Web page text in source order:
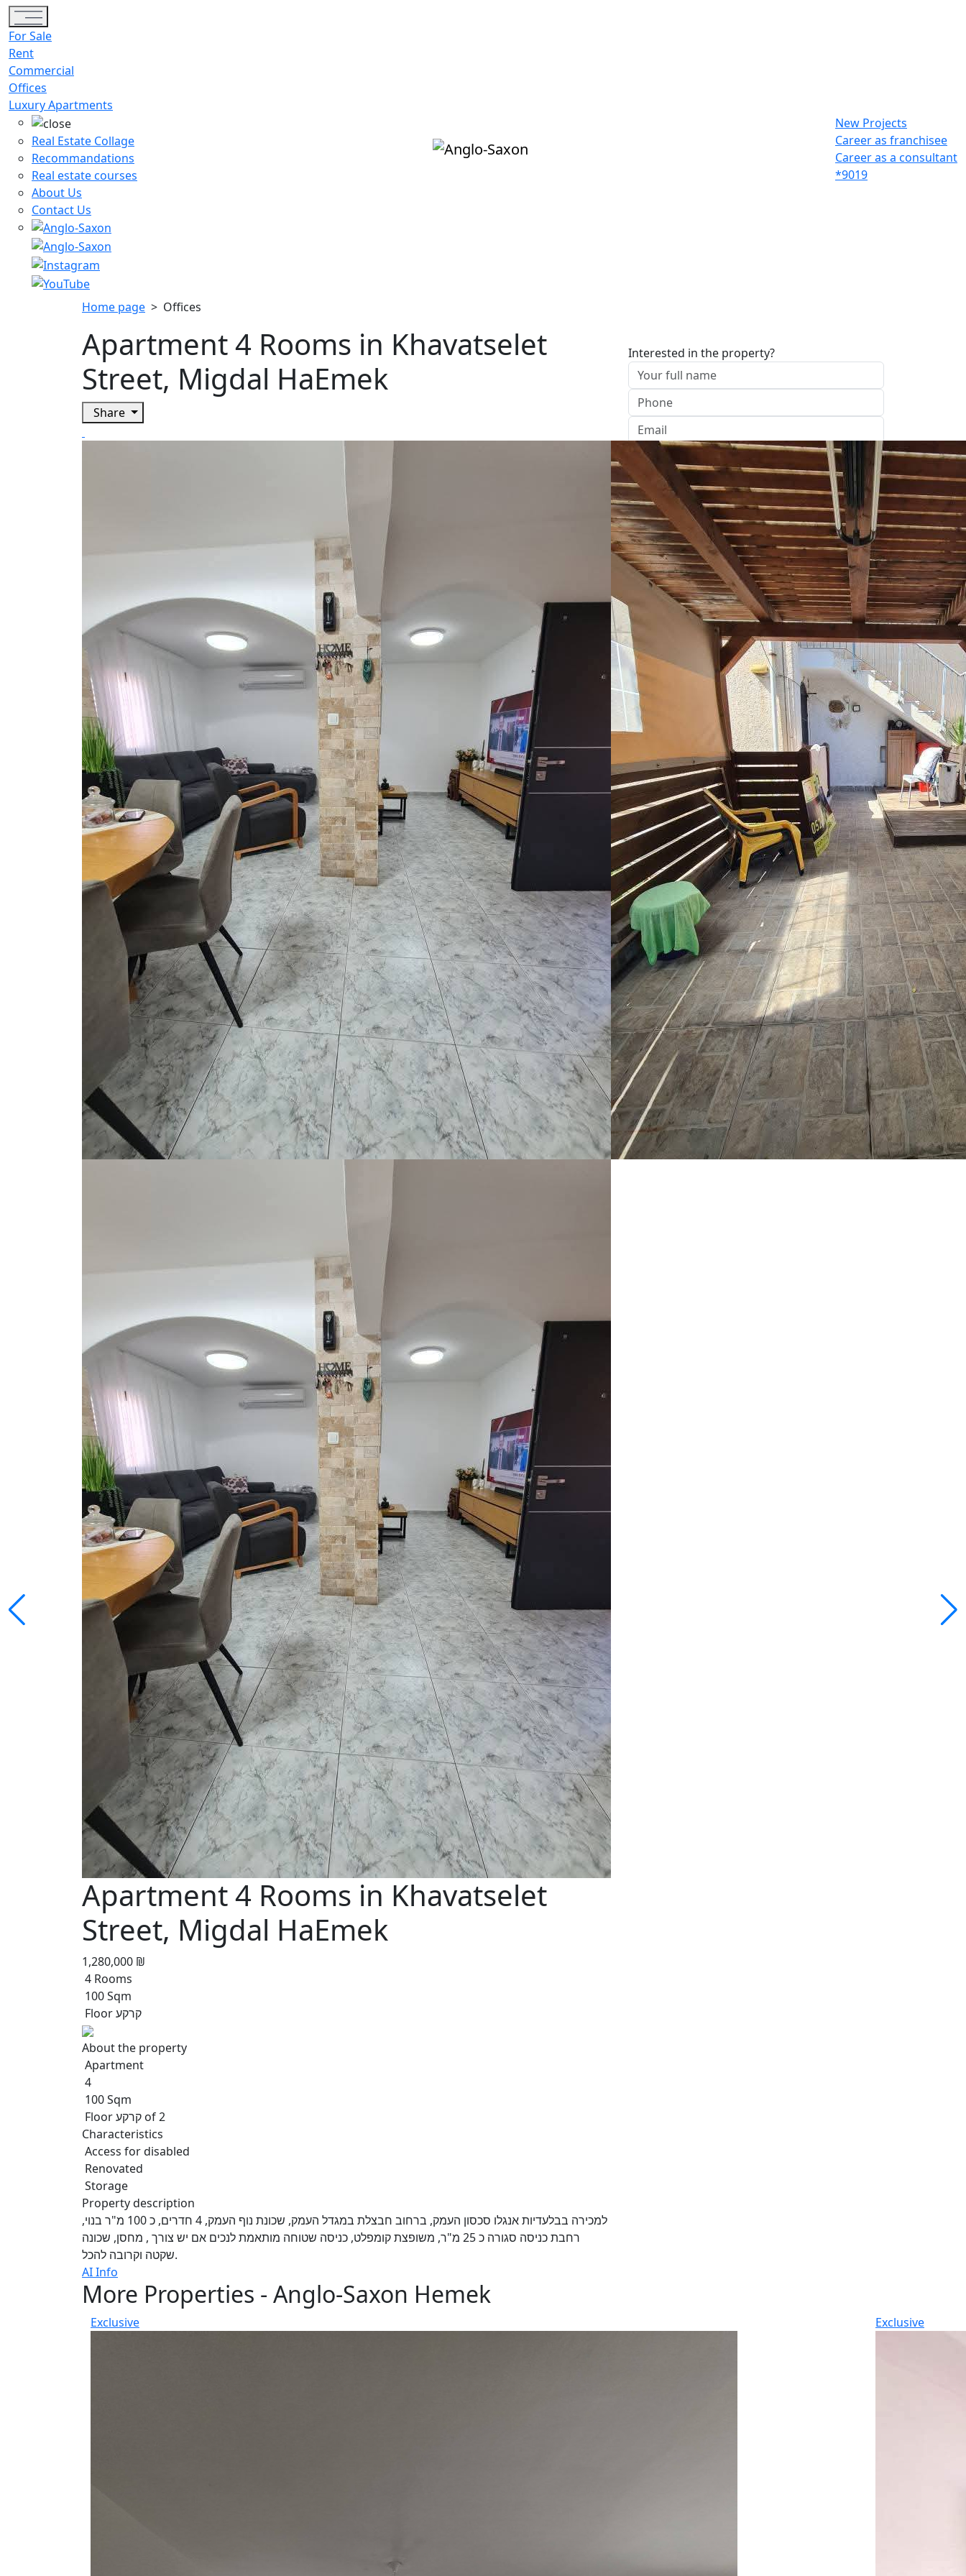
Toggle navigation
For Sale
Rent
Commercial
Offices
Luxury Apartments
Real Estate Collage
Recommandations
Real estate courses
About Us
Contact Us
New Projects
Career as franchisee
Career as a consultant
*9019
Home page > Offices
Apartment 4 Rooms in Khavatselet
Street, Migdal HaEmek
Share
Apartment 4 Rooms in Khavatselet
Street, Migdal HaEmek
1,280,000 ₪
4 Rooms
100 Sqm
Floor קרקע
About the property
Apartment
4
100 Sqm
Floor קרקע of 2
Characteristics
Access for disabled
Renovated
Storage
Property description
למכירה בבלעדיות אנגלו סכסון העמק, ברחוב חבצלת במגדל העמק, שכונת נוף העמק, 4 חדרים, כ 100 מ"ר בנוי,
רחבת כניסה סגורה כ 25 מ"ר, משופצת קומפלט, כניסה שטוחה מותאמת לנכים אם יש צורך , מחסן, שכונה
שקטה וקרובה להכל.
AI Info
Interested in the property?
I approve of the Company Privacy Policy
Send
Language:
073-7027422
Leave your detailsCall
More Properties - Anglo-Saxon Hemek
Exclusive Exclusive